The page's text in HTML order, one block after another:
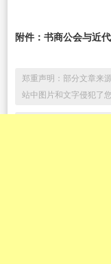
附件： 书商公会与近
郑重声明：部分文章来
站中图片和文字侵犯了